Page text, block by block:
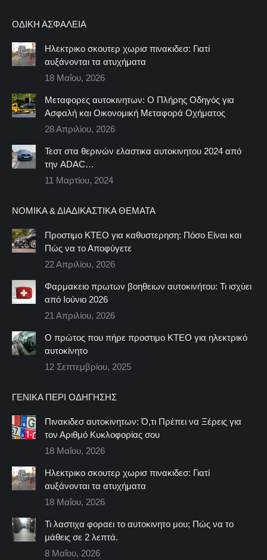
ΟΔΙΚΉ ΑΣΦΆΛΕΙΑ
Ηλεκτρικο σκουτερ χωρισ πινακιδεσ: Γιατί
αυξάνονται τα ατυχήματα
18 Μαΐου, 2026
Μεταφορες αυτοκινητων: Ο Πλήρης Οδηγός για
Ασφαλή και Οικονομική Μεταφορά Οχήματος
28 Απριλίου, 2026
Τεστ στα θερινών ελαστικα αυτοκινητου 2024 από
την ADAC…
11 Μαρτίου, 2024
ΝΟΜΙΚΆ & ΔΙΑΔΙΚΑΣΤΙΚΆ ΘΈΜΑΤΑ
Προστιμο ΚΤΕΟ για καθυστερηση: Πόσο Είναι και
Πώς να το Αποφύγετε
22 Απριλίου, 2026
Φαρμακειο πρωτων βοηθειων αυτοκινήτου: Τι ισχύει
από Ιούνιο 2026
21 Απριλίου, 2026
Ο πρώτος που πήρε προστιμο ΚΤΕΟ για ηλεκτρικό
αυτοκίνητο
12 Σεπτεμβρίου, 2025
ΓΕΝΙΚΆ ΠΕΡΊ ΟΔΉΓΗΣΗΣ
Πινακιδεσ αυτοκινητων: Ό,τι Πρέπει να Ξέρεις για
τον Αριθμό Κυκλοφορίας σου
18 Μαΐου, 2026
Ηλεκτρικο σκουτερ χωρισ πινακιδεσ: Γιατί
αυξάνονται τα ατυχήματα
18 Μαΐου, 2026
Τι λαστιχα φοραει το αυτοκινητο μου; Πώς να το
μάθεις σε 2 λεπτά.
8 Μαΐου, 2026